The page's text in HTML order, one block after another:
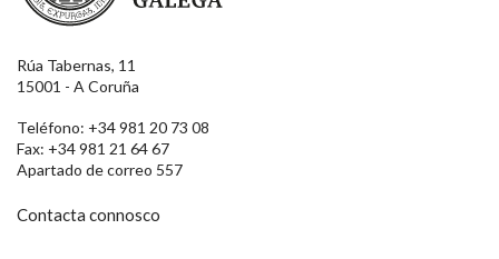
Rúa Tabernas, 11
15001 - A Coruña
Teléfono: +34 981 20 73 08
Fax: +34 981 21 64 67
Apartado de correo 557
Contacta connosco